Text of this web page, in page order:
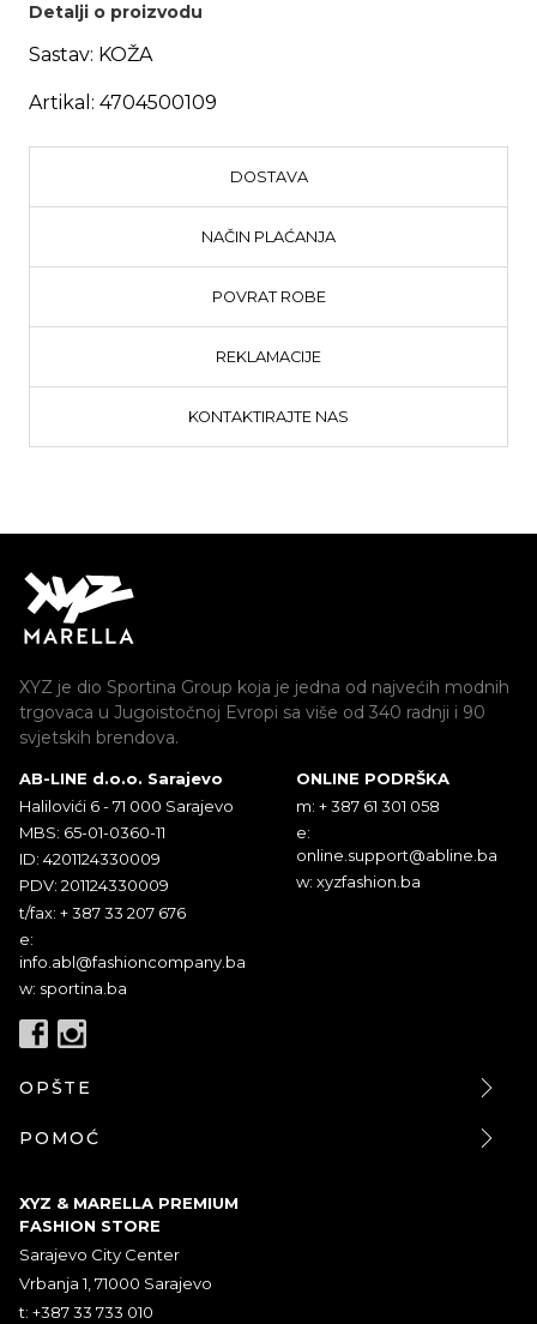
Detalji o proizvodu
Sastav: KOŽA
Artikal: 4704500109
DOSTAVA
NAČIN PLAĆANJA
POVRAT ROBE
REKLAMACIJE
KONTAKTIRAJTE NAS
XYZ je dio Sportina Group koja je jedna od najvećih modnih
trgovaca u Jugoistočnoj Evropi sa više od 340 radnji i 90
svjetskih brendova.
AB-LINE d.o.o. Sarajevo
Halilovići 6 - 71 000 Sarajevo
MBS: 65-01-0360-11
ID: 4201124330009
PDV: 201124330009
t/fax: + 387 33 207 676
e:
info.abl@fashioncompany.ba
w: sportina.ba
ONLINE PODRŠKA
m: + 387 61 301 058
e:
online.support@abline.ba
w: xyzfashion.ba
OPŠTE
POMOĆ
XYZ & MARELLA PREMIUM
FASHION STORE
Sarajevo City Center
Vrbanja 1, 71000 Sarajevo
t: +387 33 733 010